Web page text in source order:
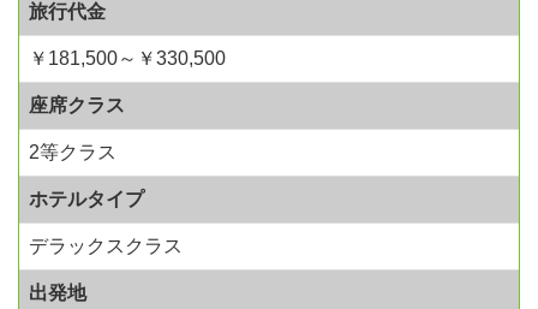
旅行代金
￥181,500～￥330,500
座席クラス
2等クラス
ホテルタイプ
デラックスクラス
出発地